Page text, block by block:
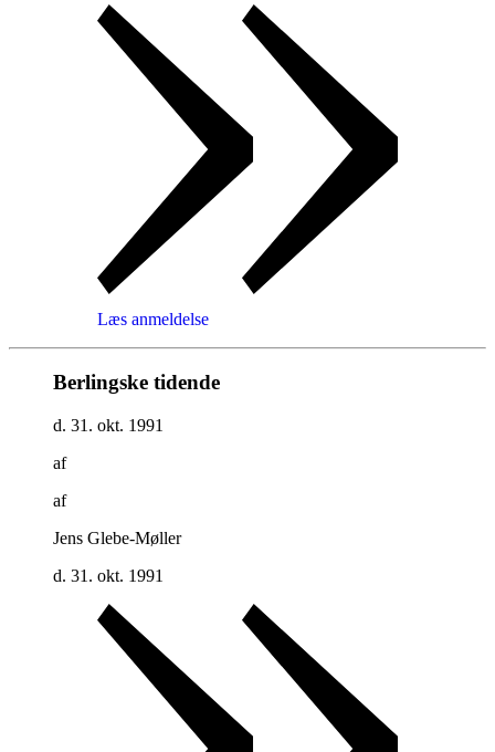
Læs anmeldelse
Berlingske tidende
d. 31. okt. 1991
af
af
Jens Glebe-Møller
d. 31. okt. 1991